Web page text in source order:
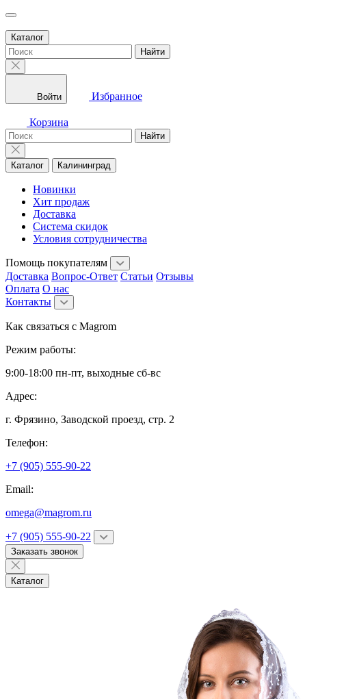
Каталог
Найти
Войти Избранное
Корзина
Найти
Каталог Калининград
Новинки
Хит продаж
Доставка
Система скидок
Условия сотрудничества
Помощь покупателям
Доставка Вопрос-Ответ Статьи Отзывы
Оплата О нас
Контакты
Как связаться с Magrom
Режим работы:
9:00-18:00 пн-пт, выходные сб-вс
Адрес:
г. Фрязино, Заводской проезд, стр. 2
Телефон:
+7 (905) 555-90-22
Email:
omega@magrom.ru
+7 (905) 555-90-22
Заказать звонок
Каталог